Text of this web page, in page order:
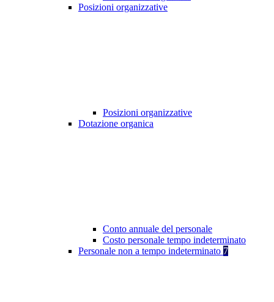
Posizioni organizzative
Posizioni organizzative
Dotazione organica
Conto annuale del personale
Costo personale tempo indeterminato
Personale non a tempo indeterminato 7